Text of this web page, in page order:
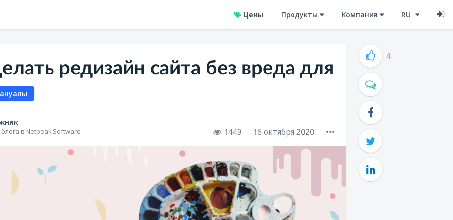
Цены Продукты Компания RU
4
редизайн сайта без вреда для
в Netpeak Software 1449 16 октября 2020